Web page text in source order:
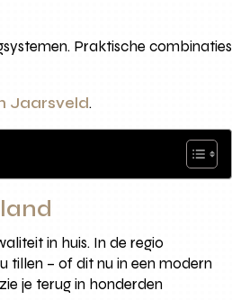
Praktische combinaties
Jaarsveld.
in huis. In de regio
tillen – of dit nu in een modern
je terug in honderden